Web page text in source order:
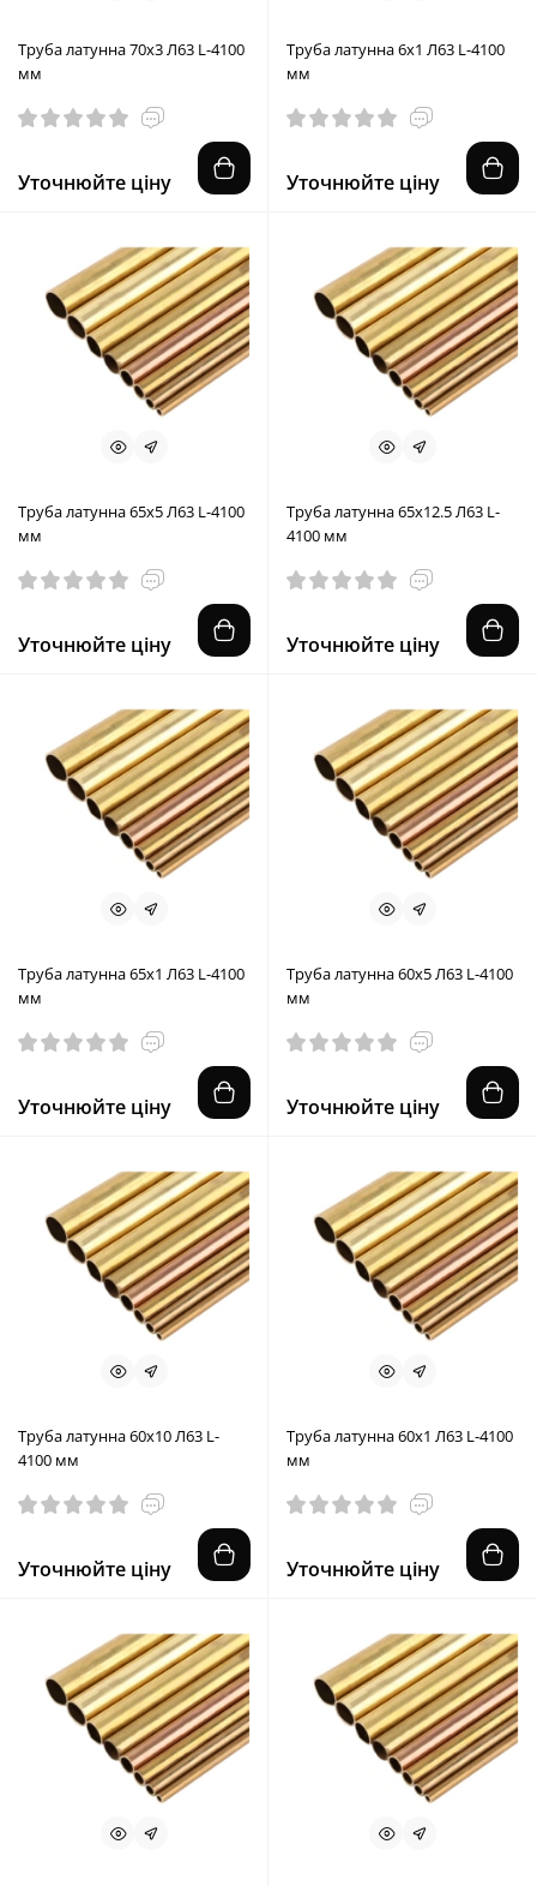
Труба латунна 70x3 Л63 L-4100
мм
Уточнюйте ціну
Труба латунна 6x1 Л63 L-4100
мм
Уточнюйте ціну
Труба латунна 65x5 Л63 L-4100
мм
Уточнюйте ціну
Труба латунна 65x12.5 Л63 L-
4100 мм
Уточнюйте ціну
Труба латунна 65x1 Л63 L-4100
мм
Уточнюйте ціну
Труба латунна 60x5 Л63 L-4100
мм
Уточнюйте ціну
Труба латунна 60x10 Л63 L-
4100 мм
Уточнюйте ціну
Труба латунна 60x1 Л63 L-4100
мм
Уточнюйте ціну